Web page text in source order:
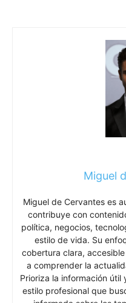
Miguel
Miguel de Cervantes es
contribuye con
política, negocios,
estilo de vida. Su
cobertura clara,
a comprender la
Prioriza la información útil
estilo profesional que